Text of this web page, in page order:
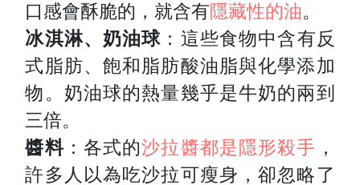
口感會酥脆的，就含有隱藏性的油。
冰淇淋、奶油球 ：這些食物中含有反
式脂肪、飽和脂肪酸油脂與化學添加
物。奶油球的熱量幾乎是牛奶的兩到
三倍。
醬料：各式的沙拉醬都是隱形殺手 ，
許多人以為吃沙拉可瘦身，卻忽略了